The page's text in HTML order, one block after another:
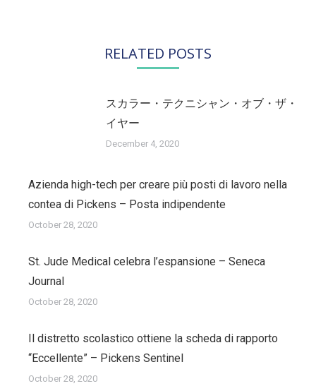
RELATED POSTS
スカラー・テクニシャン・オブ・ザ・
イヤー
December 4, 2020
Azienda high-tech per creare più posti di lavoro nella
contea di Pickens – Posta indipendente
October 28, 2020
St. Jude Medical celebra l’espansione – Seneca
Journal
October 28, 2020
Il distretto scolastico ottiene la scheda di rapporto
“Eccellente” – Pickens Sentinel
October 28, 2020